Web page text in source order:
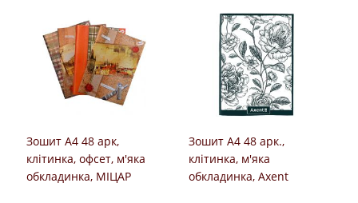
Зошит А4 48 арк,
клітинка, офсет, м'яка
обкладинка, МІЦАР
Зошит А4 48 арк.,
клітинка, м'яка
обкладинка, Axent